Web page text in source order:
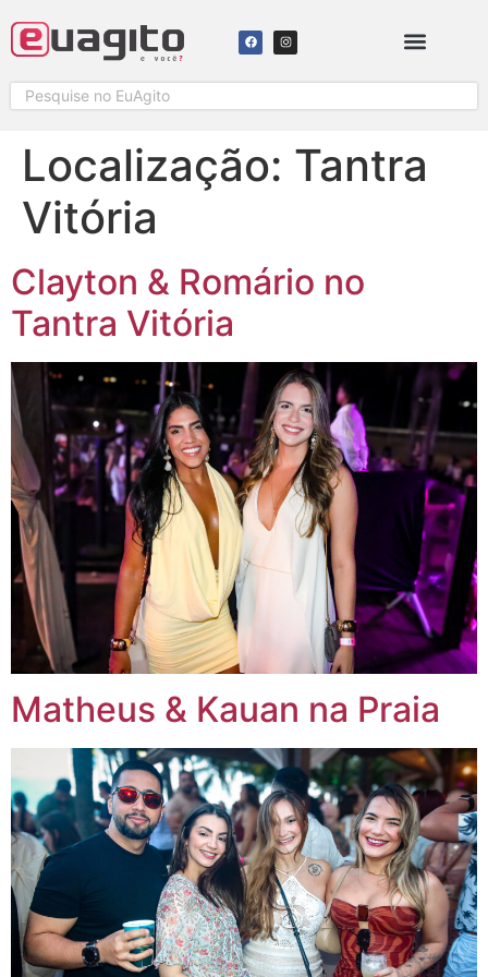
Localização: Tantra
Vitória
Clayton & Romário no
Tantra Vitória
Matheus & Kauan na Praia